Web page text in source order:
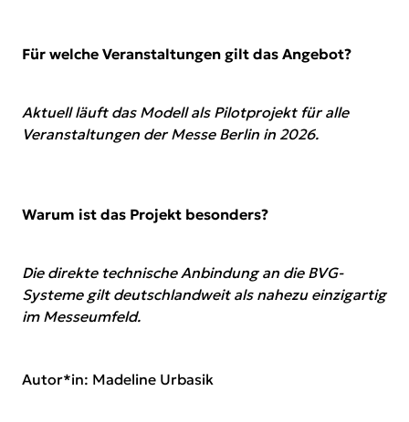
Für welche Veranstaltungen gilt das Angebot?
Aktuell läuft das Modell als Pilotprojekt für alle
Veranstaltungen der Messe Berlin in 2026.
Warum ist das Projekt besonders?
Die direkte technische Anbindung an die BVG-
Systeme gilt deutschlandweit als nahezu einzigartig
im Messeumfeld.
Autor*in: Madeline Urbasik